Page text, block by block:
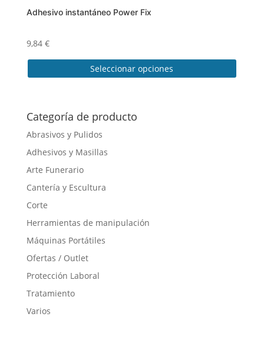
Adhesivo instantáneo Power Fix
9,84 €
Seleccionar opciones
tiene
múltiples
variantes.
Las
opciones
pueden
elegir
en
página
de
producto
Categoría de producto
Abrasivos y Pulidos
Adhesivos y Masillas
Arte Funerario
Cantería y Escultura
Corte
Herramientas de manipulación
Máquinas Portátiles
Ofertas / Outlet
Protección Laboral
Tratamiento
Varios